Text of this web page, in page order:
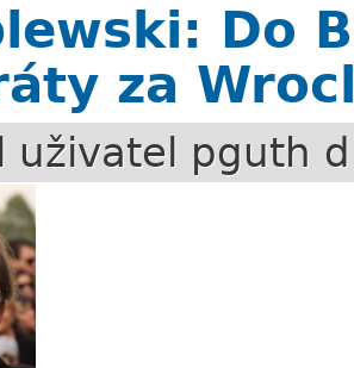
Do
za
uživatel pguth